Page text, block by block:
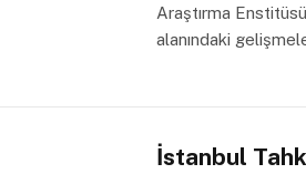
Araştırma
alanındaki
İstanbul